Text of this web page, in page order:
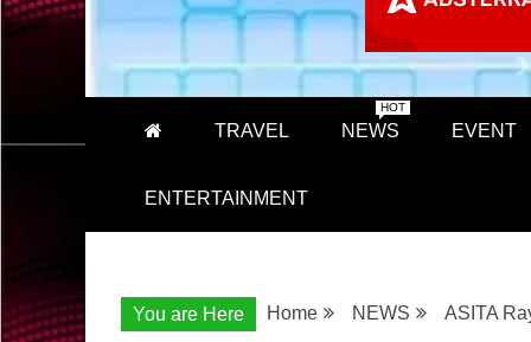
TRAVEL NEWS
HOT
EVENT
ENTERTAINMENT
You are Here Home NEWS ASITA